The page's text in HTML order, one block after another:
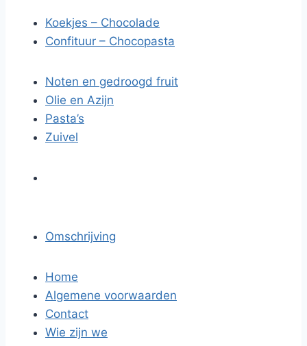
Koekjes – Chocolade
Confituur – Chocopasta
Noten en gedroogd fruit
Olie en Azijn
Pasta’s
Zuivel
Omschrijving
Home
Algemene voorwaarden
Contact
Wie zijn we